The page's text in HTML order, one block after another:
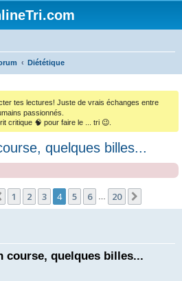
Diététique
tes lectures! Juste de vrais échanges entre
passionnés.
critique 🧠 pour faire le ... tri 😉.
quelques billes...
4sur
Précédent
1 2 3 4 5 6 20
course, quelques billes...